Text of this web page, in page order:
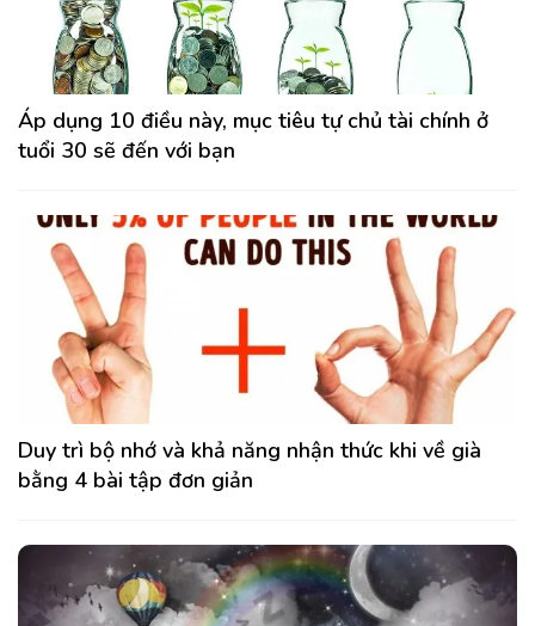
Áp dụng 10 điều này, mục tiêu tự chủ tài chính ở
tuổi 30 sẽ đến với bạn
Duy trì bộ nhớ và khả năng nhận thức khi về già
bằng 4 bài tập đơn giản